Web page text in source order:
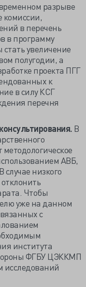
разрыве
комиссии,
в перечень
в программу
увеличение
полугодии, а
проекта ПГГ
к
в силу КСГ
перечня
В
АВБ,
случае низкого
Чтобы
уже на данном
с
института
ФГБУ ЦЭККМП
исследований